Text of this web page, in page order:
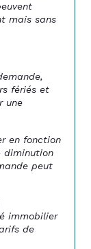
mais sans
fériés et
une
en fonction
diminution
peut
immobilier
de